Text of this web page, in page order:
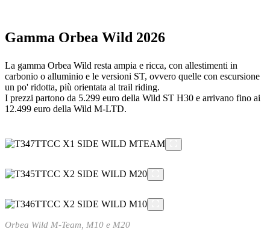
Gamma Orbea Wild 2026
La gamma Orbea Wild resta ampia e ricca, con allestimenti in
carbonio o alluminio e le versioni ST, ovvero quelle con escursione
un po' ridotta, più orientata al trail riding.
I prezzi partono da 5.299 euro della Wild ST H30 e arrivano fino ai
12.499 euro della Wild M-LTD.
Orbea Wild M-Team, M10 e M20